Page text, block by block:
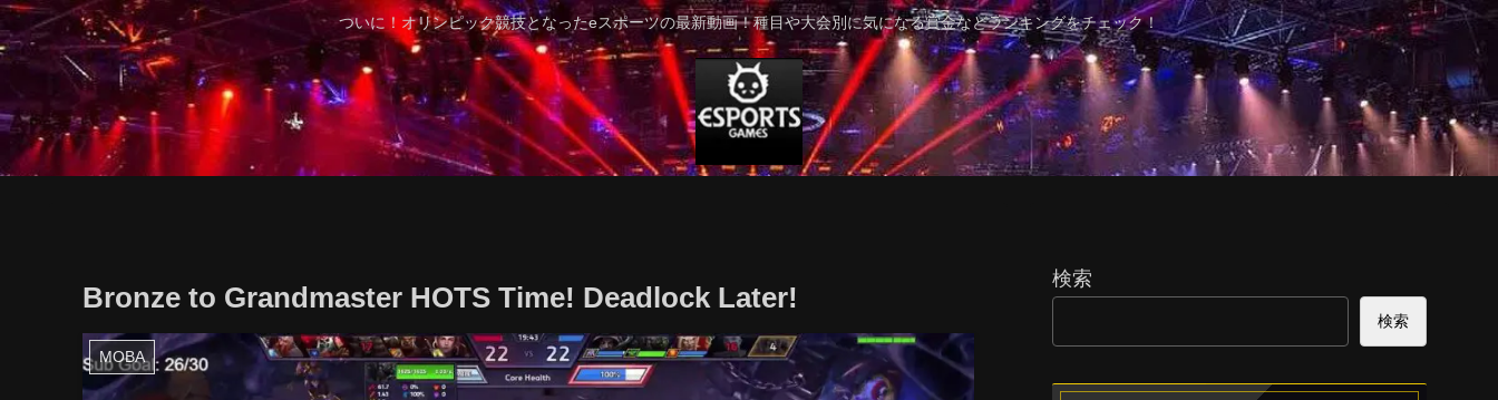
ついに！オリンピック競技となったeスポーツの最新動画！種目や大会別に気になる賞金などランキングをチェック！
Bronze to Grandmaster HOTS Time! Deadlock Later!
MOBA
検索
検索